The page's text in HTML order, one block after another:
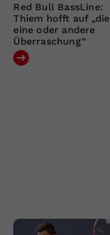
Red Bull BassLine:
Thiem hofft auf „die
eine oder andere
Überraschung“